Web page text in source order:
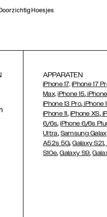
Hoesjes
APPARATEN
iPhone 17, iPhone 17
Max, iPhone 15,
iPhone 13 Pro, iPhone
iPhone 11, iPhone XS,
6/6s,iPhone 6/6s
Ultra, Samsung
A52s 5G,Galaxy S21,
S10e,Galaxy S9,